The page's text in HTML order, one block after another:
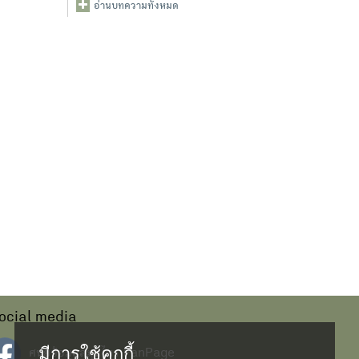
อ่านบทความทั้งหมด
media
ศนย์ข้อมูลสมุนไพร FanPage
มีการใช้คุกกี้